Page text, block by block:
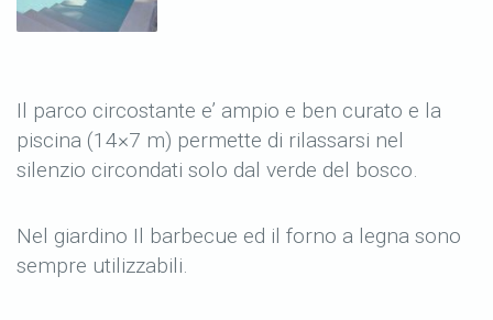
Il parco circostante e’ ampio e ben curato e la
piscina (14×7 m) permette di rilassarsi nel
silenzio circondati solo dal verde del bosco.
Nel giardino Il barbecue ed il forno a legna sono
sempre utilizzabili.